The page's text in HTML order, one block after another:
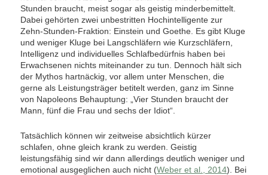
Stunden braucht, meist sogar als geistig minderbemittelt.
Dabei gehörten zwei unbestritten Hochintelligente zur
Zehn-Stunden-Fraktion: Einstein und Goethe. Es gibt Kluge
und weniger Kluge bei Langschläfern wie Kurzschläfern,
Intelligenz und individuelles Schlafbedürfnis haben bei
Erwachsenen nichts miteinander zu tun. Dennoch hält sich
der Mythos hartnäckig, vor allem unter Menschen, die
gerne als Leistungsträger betitelt werden, ganz im Sinne
von Napoleons Behauptung: „Vier Stunden braucht der
Mann, fünf die Frau und sechs der Idiot“.
Tatsächlich können wir zeitweise absichtlich kürzer
schlafen, ohne gleich krank zu werden. Geistig
leistungsfähig sind wir dann allerdings deutlich weniger und
emotional ausgeglichen auch nicht (Weber et al., 2014). Bei